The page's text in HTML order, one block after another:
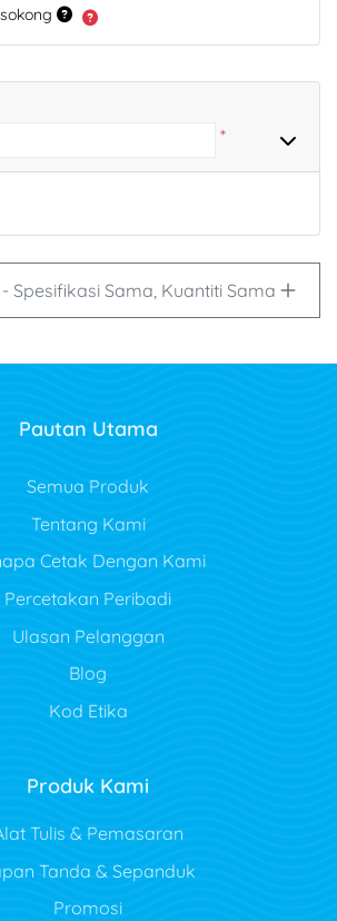
*
Spesifikasi Sama, Kuantiti Sama
Pautan Utama
Semua Produk
Tentang Kami
Cetak Dengan Kami
Percetakan Peribadi
Ulasan Pelanggan
Blog
Kod Etika
Produk Kami
Tulis & Pemasaran
Tanda & Sepanduk
Promosi